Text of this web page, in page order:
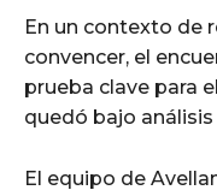
En un contexto de
convencer, el
prueba clave para
quedó bajo
El equipo de